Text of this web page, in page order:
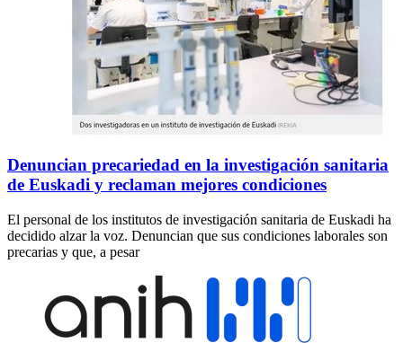
Denuncian precariedad en la investigación sanitaria
de Euskadi y reclaman mejores condiciones
El personal de los institutos de investigación sanitaria de Euskadi ha
decidido alzar la voz. Denuncian que sus condiciones laborales son
precarias y que, a pesar